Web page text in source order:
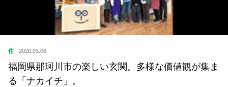
住 2020.03.06
福岡県那珂川市の楽しい玄関。多様な価値観が集ま
る「ナカイチ」。